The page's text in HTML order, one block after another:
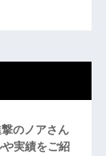
のノアさん
実績をご紹